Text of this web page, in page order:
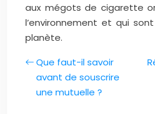
aux mégots de cigarette
l’environnement et qui
planète.
Que faut-il savoir
avant de souscrire
une mutuelle ?